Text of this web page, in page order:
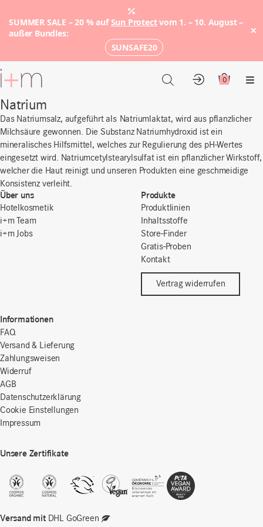
SUMMER SALE – 20 % aufSun Protectvom 1. – 10. August –
außer Bundles:
SUNSAFE20
×
Zum
Hauptinhalt
Konto 0
Natrium
Das Natriumsalz, aufgeführt als Natriumlaktat, wird aus pflanzlicher
Milchsäure gewonnen. Die Substanz Natriumhydroxid ist ein
mineralisches Hilfsmittel, welches zur Regulierung des pH-Wertes
eingesetzt wird. Natriumcetylstearylsulfat ist ein pflanzlicher Wirkstoff,
welcher die Haut reinigt und unseren Produkten eine geschmeidige
Konsistenz verleiht.
Über uns
Hotelkosmetik
i+m Team
i+m Jobs
Produkte
Produktlinien
Inhaltsstoffe
Store-Finder
Gratis-Proben
Kontakt
Vertrag widerrufen
Informationen
FAQ
Versand & Lieferung
Zahlungsweisen
Widerruf
AGB
Datenschutzerklärung
Cookie Einstellungen
Impressum
Unsere Zertifikate
Versand mitDHL GoGreen